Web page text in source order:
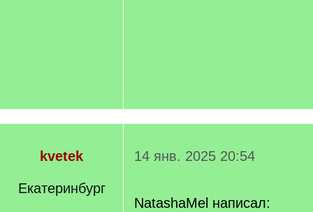
kvetek
Екатеринбург
14 янв. 2025 20:54
NatashaMel написал: